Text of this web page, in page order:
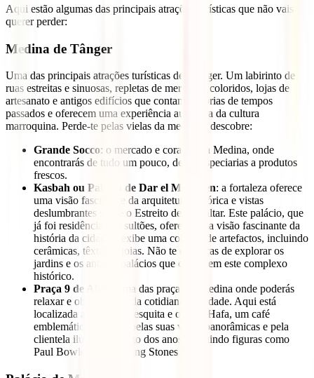
Aqui estão algumas das principais atrações turísticas que não vais
querer perder:
Medina de Tânger
Uma das principais atrações turísticas de Tâmger. Um labirinto de
ruas estreitas e sinuosas, repletas de mercados coloridos, lojas de
artesanato e antigos edifícios que contam histórias de tempos
passados e oferecem uma experiência autêntica da cultura
marroquina. Perde-te pelas vielas da medina e descobre:
Grande Socco: o mercado e coração da Medina, onde
encontrarás de tudo um pouco, desde especiarias a produtos
frescos.
Kasbah ou Palácio de Dar el Makhzen: a fortaleza oferece
uma visão fascinante da arquitetura histórica e vistas
deslumbrantes sobre o Estreito de Gibraltar. Este palácio, que
já foi residência dos sultões, oferece uma visão fascinante da
história da cidade e exibe uma coleção de artefactos, incluindo
cerâmicas, têxteis e joias. Não te esqueças de explorar os
jardins e os antigos palácios que compõem este complexo
histórico.
Praça 9 de Abril
, uma das praças da medina onde poderás
relaxar e observar a vida cotidiana da cidade. Aqui está
localizada a Grande Mesquita e o Café Hafa, um café
emblemático, famoso pelas suas vistas panorâmicas e pela
clientela ilustre ao longo dos anos, incluindo figuras como
Paul Bowles e os Rolling Stones